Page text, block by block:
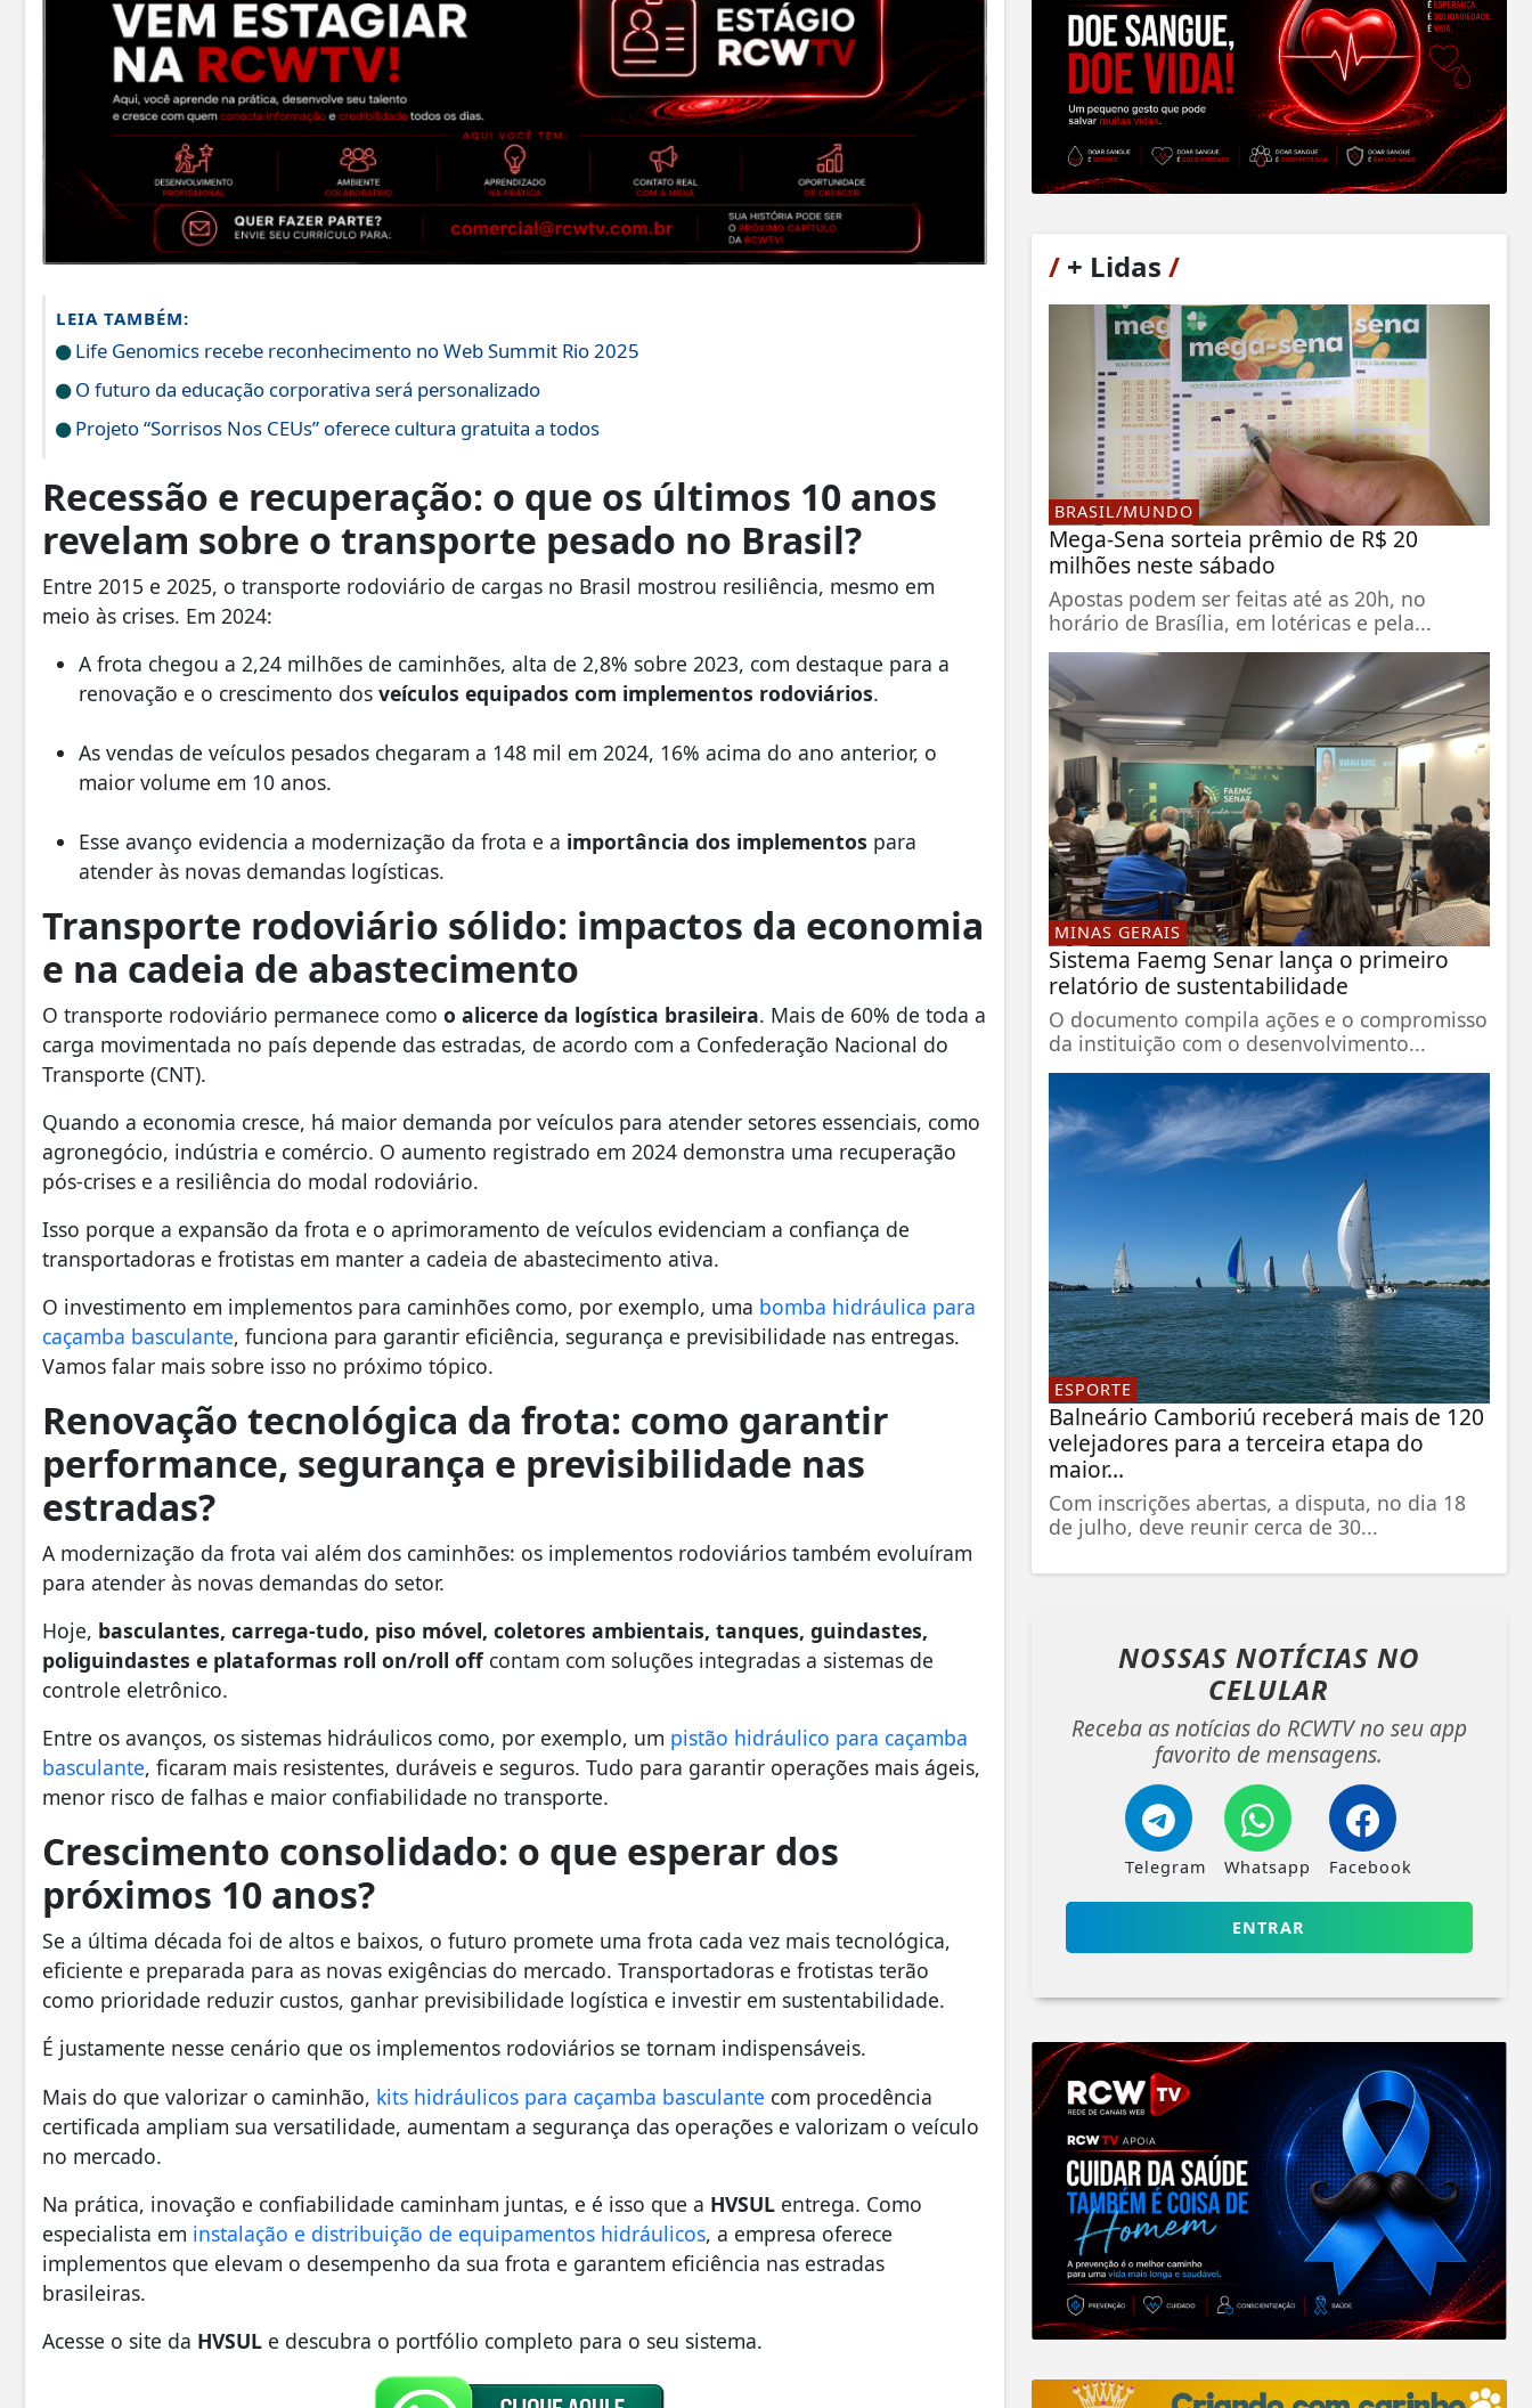
LEIA TAMBÉM:
Life Genomics recebe reconhecimento no Web Summit Rio 2025
O futuro da educação corporativa será personalizado
Projeto “Sorrisos Nos CEUs” oferece cultura gratuita a todos
Recessão e recuperação: o que os últimos 10 anos
revelam sobre o transporte pesado no Brasil?
Entre 2015 e 2025, o transporte rodoviário de cargas no Brasil mostrou resiliência, mesmo em
meio às crises. Em 2024:
A frota chegou a 2,24 milhões de caminhões, alta de 2,8% sobre 2023, com destaque para a
renovação e o crescimento dos veículos equipados com implementos rodoviários.
As vendas de veículos pesados chegaram a 148 mil em 2024, 16% acima do ano anterior, o
maior volume em 10 anos.
Esse avanço evidencia a modernização da frota e a importância dos implementos para
atender às novas demandas logísticas.
Transporte rodoviário sólido: impactos da economia
e na cadeia de abastecimento
O transporte rodoviário permanece como o alicerce da logística brasileira. Mais de 60% de toda a
carga movimentada no país depende das estradas, de acordo com a Confederação Nacional do
Transporte (CNT).
Quando a economia cresce, há maior demanda por veículos para atender setores essenciais, como
agronegócio, indústria e comércio. O aumento registrado em 2024 demonstra uma recuperação
pós-crises e a resiliência do modal rodoviário.
Isso porque a expansão da frota e o aprimoramento de veículos evidenciam a confiança de
transportadoras e frotistas em manter a cadeia de abastecimento ativa.
O investimento em implementos para caminhões como, por exemplo, uma bomba hidráulica para
caçamba basculante, funciona para garantir eficiência, segurança e previsibilidade nas entregas.
Vamos falar mais sobre isso no próximo tópico.
Renovação tecnológica da frota: como garantir
performance, segurança e previsibilidade nas
estradas?
A modernização da frota vai além dos caminhões: os implementos rodoviários também evoluíram
para atender às novas demandas do setor.
Hoje, basculantes, carrega-tudo, piso móvel, coletores ambientais, tanques, guindastes,
poliguindastes e plataformas roll on/roll offcontam com soluções integradas a sistemas de
controle eletrônico.
Entre os avanços, os sistemas hidráulicos como, por exemplo, um pistão hidráulico para caçamba
basculante, ficaram mais resistentes, duráveis e seguros. Tudo para garantir operações mais ágeis,
menor risco de falhas e maior confiabilidade no transporte.
Crescimento consolidado: o que esperar dos
próximos 10 anos?
Se a última década foi de altos e baixos, o futuro promete uma frota cada vez mais tecnológica,
eficiente e preparada para as novas exigências do mercado. Transportadoras e frotistas terão
como prioridade reduzir custos, ganhar previsibilidade logística e investir em sustentabilidade.
É justamente nesse cenário que os implementos rodoviários se tornam indispensáveis.
Mais do que valorizar o caminhão, kits hidráulicos para caçamba basculante com procedência
certificada ampliam sua versatilidade, aumentam a segurança das operações e valorizam o veículo
no mercado.
Na prática, inovação e confiabilidade caminham juntas, e é isso que a HVSUL entrega. Como
especialista em instalação e distribuição de equipamentos hidráulicos, a empresa oferece
implementos que elevam o desempenho da sua frota e garantem eficiência nas estradas
brasileiras.
Acesse o site da HVSUL e descubra o portfólio completo para o seu sistema.
/+ Lidas /
BRASIL/MUNDO
Mega-Sena sorteia prêmio de R$ 20
milhões neste sábado
Apostas podem ser feitas até as 20h, no
horário de Brasília, em lotéricas e pela...
MINAS GERAIS
Sistema Faemg Senar lança o primeiro
relatório de sustentabilidade
O documento compila ações e o compromisso
da instituição com o desenvolvimento...
ESPORTE
Balneário Camboriú receberá mais de 120
velejadores para a terceira etapa do
maior...
Com inscrições abertas, a disputa, no dia 18
de julho, deve reunir cerca de 30...
NOSSAS NOTÍCIAS NO
CELULAR
Receba as notícias do RCWTV no seu app
favorito de mensagens.
Telegram Whatsapp Facebook
ENTRAR